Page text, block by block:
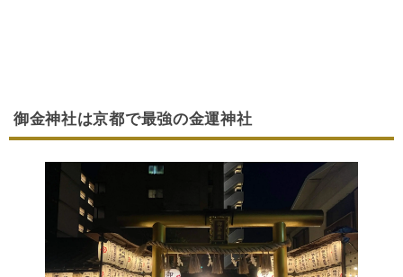
御金神社は京都で最強の金運神社